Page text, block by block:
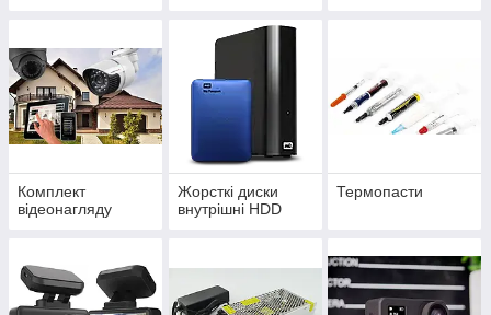
Комплект
відеонагляду
Жорсткі диски
внутрішні HDD
Термопасти